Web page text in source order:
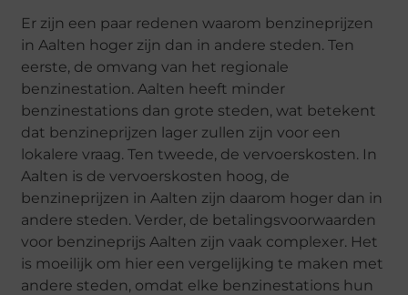
Er zijn een paar redenen waarom benzineprijzen
in Aalten hoger zijn dan in andere steden. Ten
eerste, de omvang van het regionale
benzinestation. Aalten heeft minder
benzinestations dan grote steden, wat betekent
dat benzineprijzen lager zullen zijn voor een
lokalere vraag. Ten tweede, de vervoerskosten. In
Aalten is de vervoerskosten hoog, de
benzineprijzen in Aalten zijn daarom hoger dan in
andere steden. Verder, de betalingsvoorwaarden
voor benzineprijs Aalten zijn vaak complexer. Het
is moeilijk om hier een vergelijking te maken met
andere steden, omdat elke benzinestations hun